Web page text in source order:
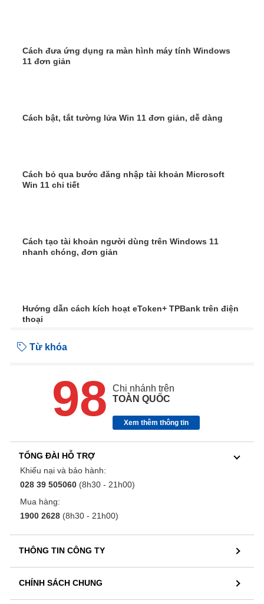
Cách đưa ứng dụng ra màn hình máy tính Windows
11 đơn giản
Cách bật, tắt tường lửa Win 11 đơn giản, dễ dàng
Cách bỏ qua bước đăng nhập tài khoản Microsoft
Win 11 chi tiết
Cách tạo tài khoản người dùng trên Windows 11
nhanh chóng, đơn giản
Hướng dẫn cách kích hoạt eToken+ TPBank trên điện
thoại
Từ khóa
98
Chi nhánh trên
TOÀN QUỐC
Xem thêm thông tin
TỔNG ĐÀI HỖ TRỢ
Khiếu nại và bảo hành:
028 39 505060 (8h30 - 21h00)
Mua hàng:
1900 2628 (8h30 - 21h00)
THÔNG TIN CÔNG TY
CHÍNH SÁCH CHUNG